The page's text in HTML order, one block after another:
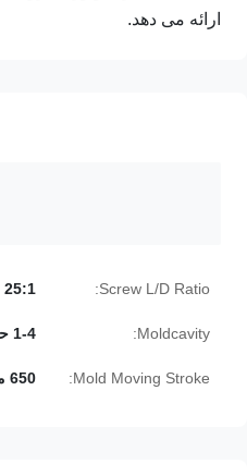
ارائه می دهد.
Screw L/D Ratio:
25:1
Moldcavity: 1-4 حفره
Mold Moving Stroke: 650 میلی متر